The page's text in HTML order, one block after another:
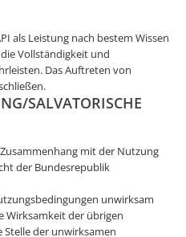
als Leistung nach bestem Wissen
Vollständigkeit und
Das Auftreten von
SALVATORISCHE
mit der Nutzung
der Bundesrepublik
unwirksam
Wirksamkeit der übrigen
der unwirksamen